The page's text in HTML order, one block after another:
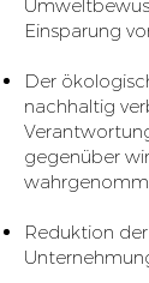
Einsparung
Der
nachhaltig
gegenüber
Reduktion